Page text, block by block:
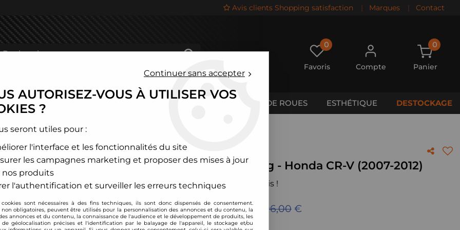
Avis clients Shopping satisfaction | Marques | Contact
0
Favoris Compte
0
Panier
CALES DE ROUES ESTHÉTIQUE DESTOCKAGE
>Honda >CR-V >Combinés filetés D2 Racing - Honda CR-V (2007-2012)
D2 Racing
Combinés filetés D2 Racing - Honda CR-V (2007-2012)
Soyez le premier à donner votre avis !
949,00 €TTC au lieu de 1206,00 €
Continuer sans accepter
AUTORISEZ-VOUS À UTILISER VOS
?
seront utiles pour :
l'interface et les fonctionnalités du site
les campagnes marketing et proposer des mises à jour
nos produits
l'authentification et surveiller les erreurs techniques
cookies sont nécessaires à des fins techniques, ils sont donc dispensés de consentement.
non obligatoires, peuvent être utilisés pour la personnalisation des annonces et du contenu, la
annonces et du contenu, la connaissance de l'audience et le développement de produits, les
de géolocalisation précises et l'identification par le balayage de l'appareil, le stockage et/ou